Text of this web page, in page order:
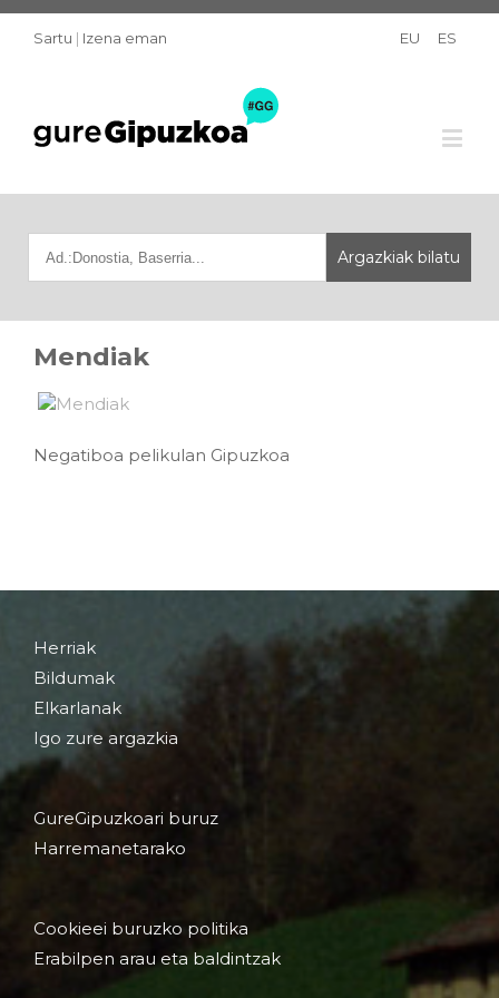
Sartu | Izena eman EU ES
Mendiak
Negatiboa pelikulan Gipuzkoa
Herriak
Bildumak
Elkarlanak
Igo zure argazkia
GureGipuzkoari buruz
Harremanetarako
Cookieei buruzko politika
Erabilpen arau eta baldintzak